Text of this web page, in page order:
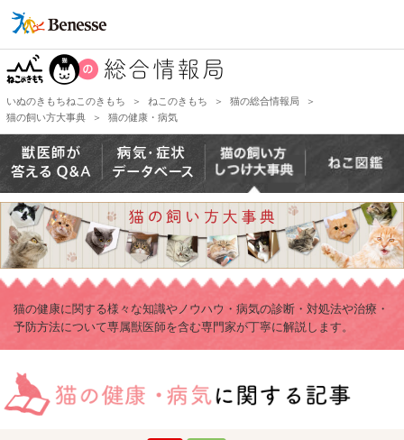
いぬのきもちねこのきもち ＞ ねこのきもち ＞ 猫の総合情報局
＞
猫の飼い方大事典
＞ 猫の健康・病気
猫の健康に関する様々な知識やノウハウ・病気の診断・対処法や治療・
予防方法について専属獣医師を含む専門家が丁寧に解説します。